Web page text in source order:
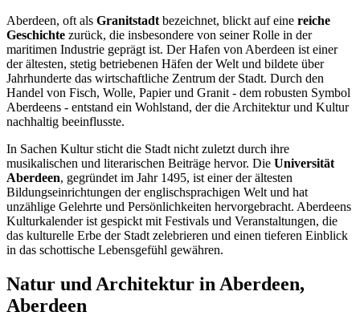
Aberdeen, oft als Granitstadt bezeichnet, blickt auf eine reiche
Geschichte zurück, die insbesondere von seiner Rolle in der
maritimen Industrie geprägt ist. Der Hafen von Aberdeen ist einer
der ältesten, stetig betriebenen Häfen der Welt und bildete über
Jahrhunderte das wirtschaftliche Zentrum der Stadt. Durch den
Handel von Fisch, Wolle, Papier und Granit - dem robusten Symbol
Aberdeens - entstand ein Wohlstand, der die Architektur und Kultur
nachhaltig beeinflusste.
In Sachen Kultur sticht die Stadt nicht zuletzt durch ihre
musikalischen und literarischen Beiträge hervor. Die Universität
Aberdeen, gegründet im Jahr 1495, ist einer der ältesten
Bildungseinrichtungen der englischsprachigen Welt und hat
unzählige Gelehrte und Persönlichkeiten hervorgebracht. Aberdeens
Kulturkalender ist gespickt mit Festivals und Veranstaltungen, die
das kulturelle Erbe der Stadt zelebrieren und einen tieferen Einblick
in das schottische Lebensgefühl gewähren.
Natur und Architektur in Aberdeen,
Aberdeen